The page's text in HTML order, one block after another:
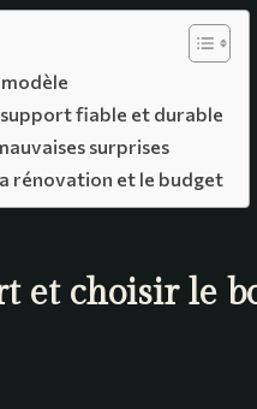
fiable et durable
surprises
rénovation et le budget
et choisir le